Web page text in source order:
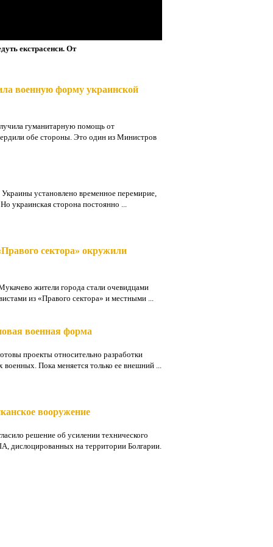
екстрасенси. От
военную форму украинской
гуманитарную помощь от
обе стороны. Это один из Министров
установлено временное перемирие,
украинская сторона постоянно ...
сектора» окружили
жители города стали очевидцами
из «Правого сектора» и местными ...
военная форма
проекты относительно разработки
Пока меняется только ее внешний ...
вооружение
решение об усилении технического
дислоцированных на территории Болгарии.